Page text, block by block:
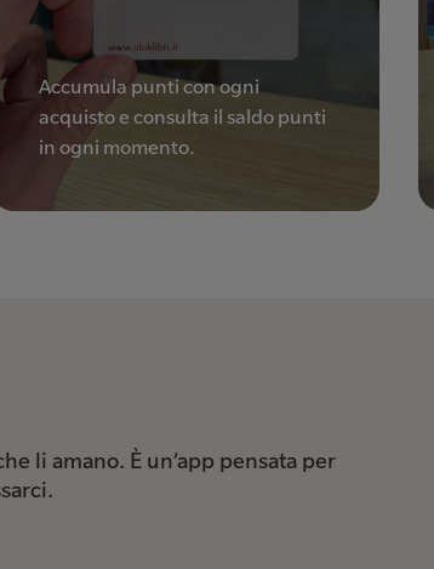
Accumula punti con ogni
acquisto e consulta il saldo punti
in ogni momento.
li amano. È un’app pensata per